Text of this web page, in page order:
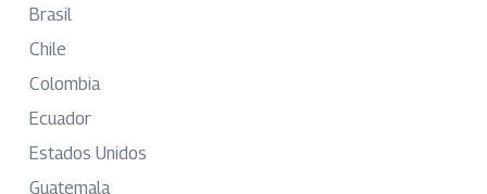
Brasil
Chile
Colombia
Ecuador
Estados Unidos
Guatemala